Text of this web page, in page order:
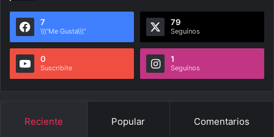
7
\\\"Me Gusta\\\"
79
Seguínos
0
Suscribite
1
Seguínos
Reciente Popular Comentarios